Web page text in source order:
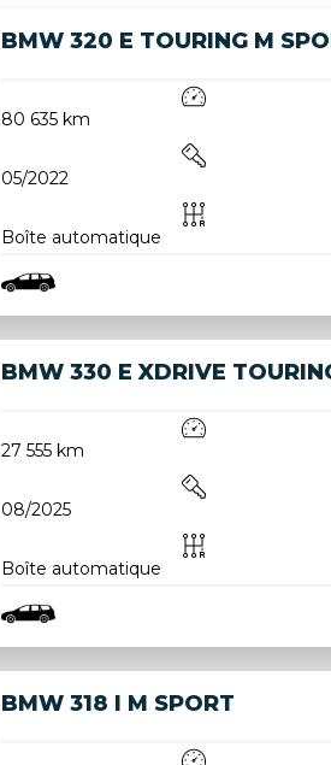
BMW 320 E TOURING M
80 635 km
05/2022
Boîte automatique
BMW 330 E XDRIVE
27 555 km
08/2025
Boîte automatique
BMW 318 I M SPORT